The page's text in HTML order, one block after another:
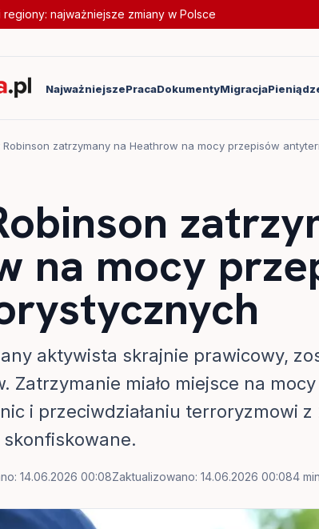
najważniejsze zmiany w Polsce
NajważniejszePracaDokumentyMigracja
Robinson zatrzymany na Heathrow na mocy przepisów
na mocy
aktywista skrajnie prawicowy,
Zatrzymanie miało miejsce na
i przeciwdziałaniu terroryzmowi z
skonfiskowane.
14.06.2026 00:08Zaktualizowano: 14.06.2026 00:084